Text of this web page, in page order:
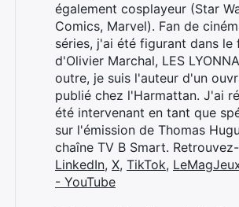
également cosplayeur (Star
Comics, Marvel). Fan de
séries, j'ai été figurant dans le
d'Olivier Marchal, LES
outre, je suis l'auteur d'un
publié chez l'Harmattan. J'ai
été intervenant en tant que
sur l'émission de Thomas
chaîne TV B Smart.
LinkedIn, X, TikTok,
- YouTube